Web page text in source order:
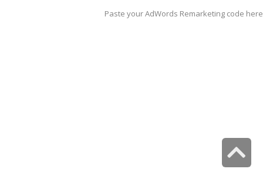
Paste your AdWords Remarketing code here
גלילה
לראש